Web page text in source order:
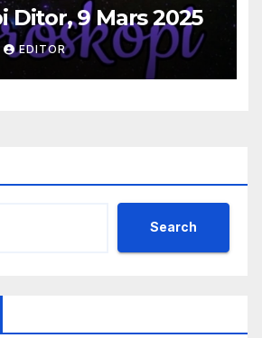
Ditor, 9 Mars 2025
EDITOR
Search